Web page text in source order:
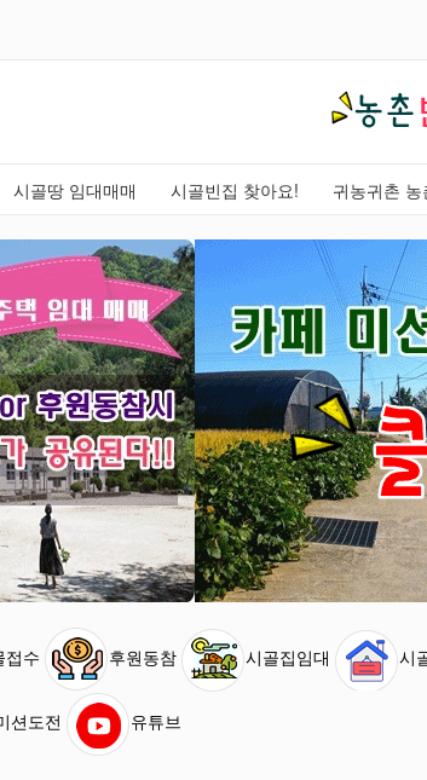
시골땅 임대매매 시골빈집 찾아요! 귀농귀촌
접수 후원동참 시골집임대 시
션도전 유튜브